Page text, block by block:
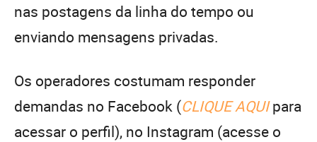
nas postagens da linha do tempo ou
enviando mensagens privadas.
Os operadores costumam responder
demandas no Facebook (CLIQUE AQUIpara
acessar o perfil), no Instagram (acesse o